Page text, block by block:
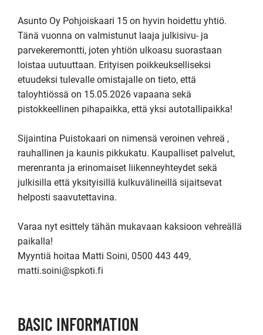
Asunto Oy Pohjoiskaari 15 on hyvin hoidettu yhtiö.
Tänä vuonna on valmistunut laaja julkisivu- ja
parvekeremontti, joten yhtiön ulkoasu suorastaan
loistaa uutuuttaan. Erityisen poikkeukselliseksi
etuudeksi tulevalle omistajalle on tieto, että
taloyhtiössä on 15.05.2026 vapaana sekä
pistokkeellinen pihapaikka, että yksi autotallipaikka!
Sijaintina Puistokaari on nimensä veroinen vehreä ,
rauhallinen ja kaunis pikkukatu. Kaupalliset palvelut,
merenranta ja erinomaiset liikenneyhteydet sekä
julkisilla että yksityisillä kulkuvälineillä sijaitsevat
helposti saavutettavina.
Varaa nyt esittely tähän mukavaan kaksioon vehreällä
paikalla!
Myyntiä hoitaa Matti Soini, 0500 443 449,
matti.soini@spkoti.fi
BASIC INFORMATION